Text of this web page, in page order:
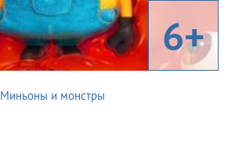
6+
Миньоны и монстры